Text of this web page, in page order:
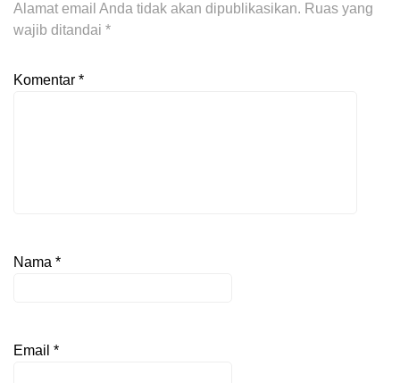
Alamat email Anda tidak akan dipublikasikan. Ruas yang
wajib ditandai *
Komentar *
Nama *
Email *